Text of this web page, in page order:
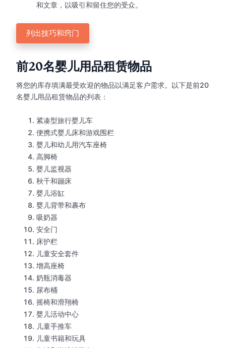
和文章，以吸引和留住您的受众。
列出技巧和窍门
前20名婴儿用品租赁物品
将您的库存填满最受欢迎的物品以满足客户需求。以下是前20
名婴儿用品租赁物品的列表：
紧凑型旅行婴儿车
便携式婴儿床和游戏围栏
婴儿和幼儿用汽车座椅
高脚椅
婴儿监视器
秋千和蹦床
婴儿浴缸
婴儿背带和裹布
吸奶器
安全门
床护栏
儿童安全套件
增高座椅
奶瓶消毒器
尿布桶
摇椅和滑翔椅
婴儿活动中心
儿童手推车
儿童书籍和玩具